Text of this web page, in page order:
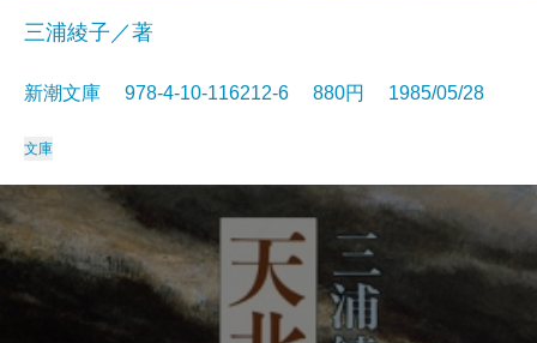
三浦綾子／著
新潮文庫 978-4-10-116212-6 880円 1985/05/28
文庫